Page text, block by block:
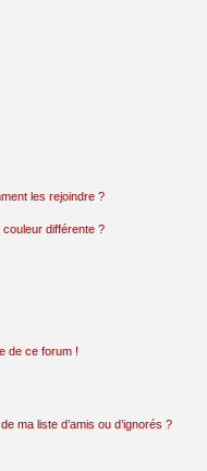
les rejoindre ?
différente ?
de ce forum !
ma liste d’amis ou d’ignorés ?